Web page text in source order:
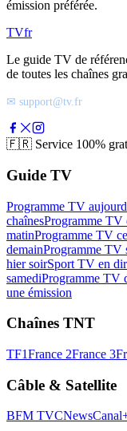
émission préférée.
TVfr
Le guide TV de
de toutes les chaînes
✉ support@tv.fr
🇫🇷 Service 100%
Guide TV
Programme TV
chaînesProgramme TV
matinProgramme TV
demainProgramme TV
hier soirSport TV en
samediProgramme TV
une émission
Chaînes TNT
TF1France 2France 3
Câble & Satellite
BFM TVCNews